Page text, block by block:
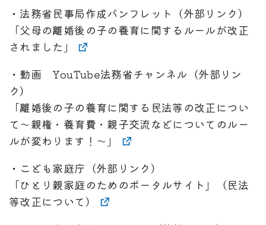
・ 法務省民事局作成パンフレット（外部リンク）
「父母の離婚後の子の養育に関するルールが改正
されました」
・ 動画 YouTube法務省チャンネル（外部リン
ク）
「離婚後の子の養育に関する民法等の改正につい
て～親権・養育費・親子交流などについてのルー
ルが変わります！～」
・ こども家庭庁（外部リンク）
「ひとり親家庭のためのポータルサイト」（民法
等改正について）